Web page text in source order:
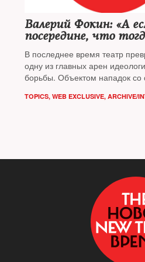
Валерий Фокин: «А
посередине, что
В последнее время театр
одну из главных арен
борьбы. Объектом нападок со
новой режиссерской
The New Times он рассказал,
партийная молодость» и куда
натравливание народа на
TOPICS, WEB EXCLUSIVE, ARCHIVE/